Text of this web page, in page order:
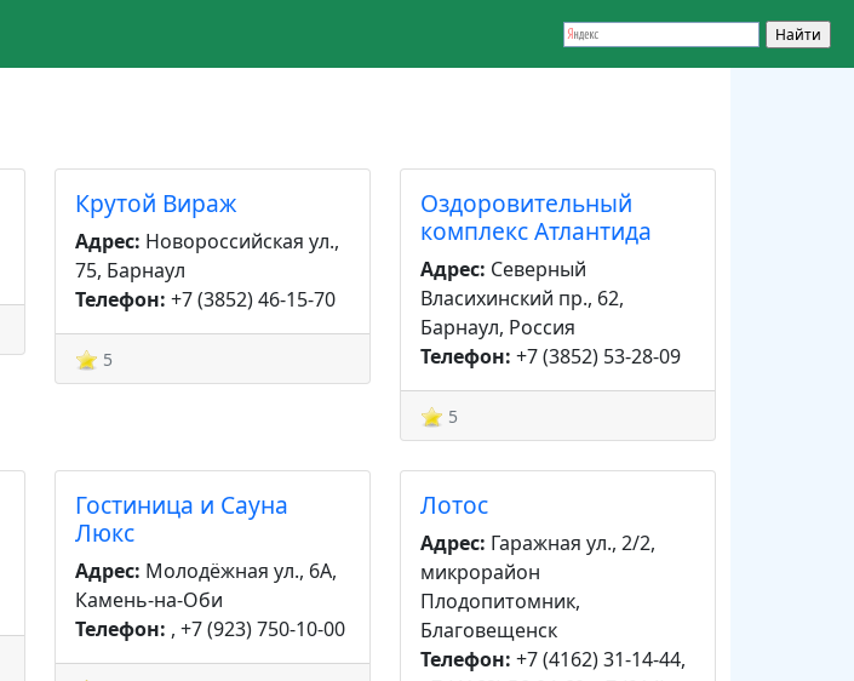
Крутой Вираж
Адрес: Новороссийская ул.,
75, Барнаул
Телефон: +7 (3852) 46-15-70
5
Оздоровительный
комплекс Атлантида
Адрес: Северный
Власихинский пр., 62,
Барнаул, Россия
Телефон: +7 (3852) 53-28-09
5
Гостиница и Сауна
Люкс
Адрес: Молодёжная ул., 6А,
Камень-на-Оби
Телефон: , +7 (923) 750-10-00
Лотос
Адрес: Гаражная ул., 2/2,
микрорайон
Плодопитомник,
Благовещенск
Телефон: +7 (4162) 31-14-44,